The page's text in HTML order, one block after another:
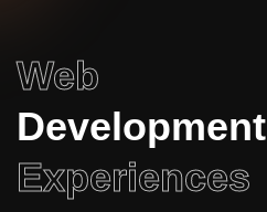
Web
Development
Experiences